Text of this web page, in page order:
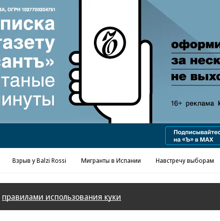
Реклама в «Ъ» www.kommersant.ru/ad
Взрыв у Balzi Rossi Мигранты в Испании Навстречу выборам
правилами использования куки